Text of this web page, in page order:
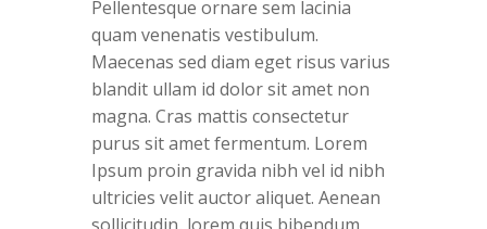
Pellentesque ornare sem lacinia
quam venenatis vestibulum.
Maecenas sed diam eget risus varius
blandit ullam id dolor sit amet non
magna. Cras mattis consectetur
purus sit amet fermentum. Lorem
Ipsum proin gravida nibh vel id nibh
ultricies velit auctor aliquet. Aenean